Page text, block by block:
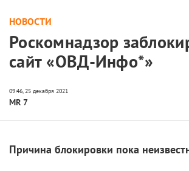
НОВОСТИ
Роскомнадзор
сайт «ОВД-Инфо*»
MR 7
Причина блокировки пока